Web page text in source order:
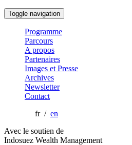
Toggle navigation
Programme
Parcours
A propos
Partenaires
Images et Presse
Archives
Newsletter
Contact
fr / en
Avec le soutien de
Indosuez Wealth Management